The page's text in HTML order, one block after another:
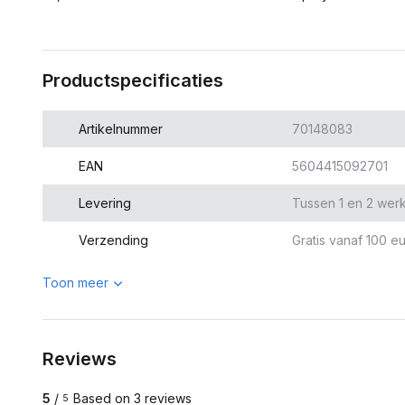
Productspecificaties
Artikelnummer 70148083
EAN 5604415092701
Levering Tussen 1 en 2
Verzending Gratis vanaf 100
Toon meer
Reviews
5 / 5 Based on 3 reviews